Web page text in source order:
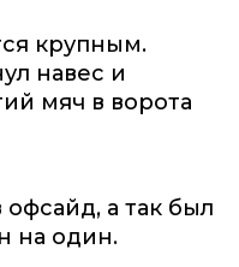
крупным.
навес и
мяч в ворота
а так был
на один.